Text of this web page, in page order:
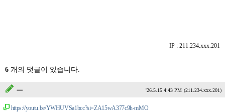
IP : 211.234.xxx.201
6 개의 댓글이 있습니다.
ㅡ '26.5.15 4:43 PM (211.234.xxx.201)
https://youtu.be/YWHUVSa1bcc?si=ZA15wA377c9h-mMO